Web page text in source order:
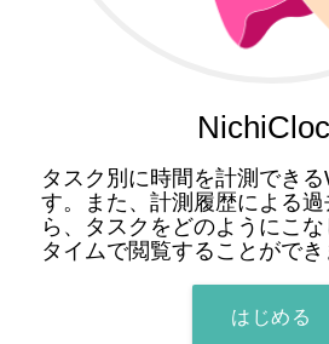
タスク別に時間を計測でき
す。また、計測履歴による
ら、タスクをどのようにこ
タイムで閲覧することができ
はじめる